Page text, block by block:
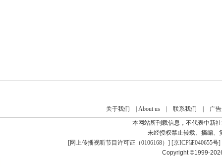
关于我们 About us| 联系我们
广
本网站所刊载信息，不代表中新
未经授权禁止转载、摘编、
[网上传播视听节目许可证（0106168） ] [京ICP证040655号]
Copyright ©1999-